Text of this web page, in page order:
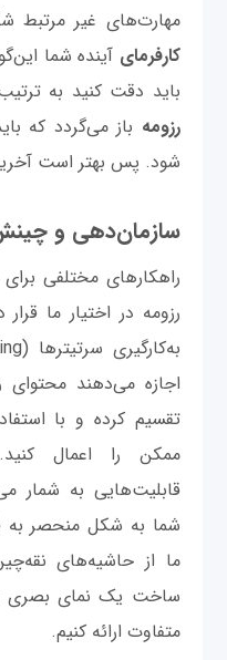
مهارت‌های غیر مرتبط
کارفرمای آینده شما
باید دقت کنید به
رزومه باز می‌گردد که
شود. پس بهتر است آخرین
سازمان‌دهی و
راهکارهای مختلفی
رزومه در اختیار ما
اجازه می‌دهند
تقسیم کرده و با
ممکن را اعمال
قابلیت‌هایی به شمار
شما به شکل منحصر به
ما از حاشیه‌های
ساخت یک نمای بصری
متفاوت ارائه کنیم.